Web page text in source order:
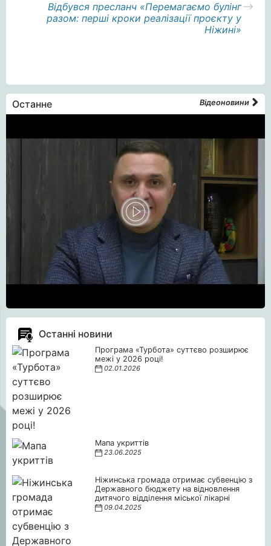
Відбувся пресланч «Перемагаємо булінг
разом: перші кроки реалізації проєкту у
Ніжині»
Останне Відеоновини
Останні новини
Програма «Турбота» суттєво розширює
межі у 2026 році!
02.01.2026
Мапа укриттів
23.06.2025
Ніжинська громада отримає субвенцію з
Державного бюджету на відновлення
дитячого відділення міської лікарні
09.04.2025